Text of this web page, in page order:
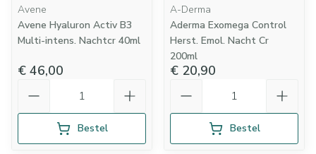
Avene
Avene Hyaluron Activ B3
Multi-intens. Nachtcr 40ml
€ 46,00
Bestel
A-Derma
Aderma Exomega Control
Herst. Emol. Nacht Cr
200ml
€ 20,90
Bestel